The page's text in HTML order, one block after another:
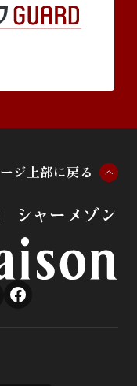
ージ 上部に戻る